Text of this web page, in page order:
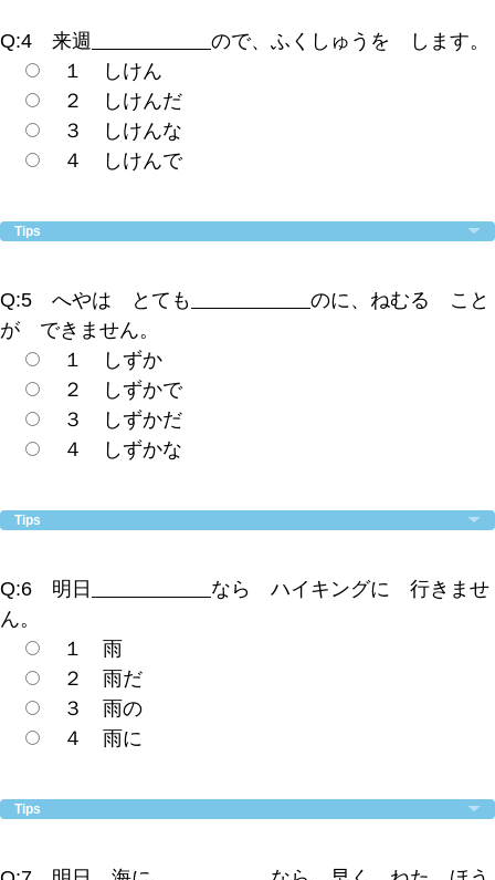
Q:4 来週
ので、ふくしゅうを します。
１ しけん
２ しけんだ
３ しけんな
４ しけんで
Tips
Q:5 へやは とても
のに、ねむる こと
が できません。
１ しずか
２ しずかで
３ しずかだ
４ しずかな
Tips
Q:6 明日
なら ハイキングに 行きませ
ん。
１ 雨
２ 雨だ
３ 雨の
４ 雨に
Tips